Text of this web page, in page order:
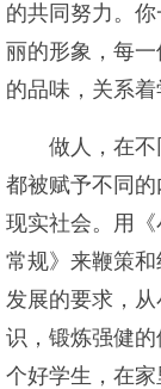
的共同努力。
丽的形象，每
的品味，关系着
做人，在不
都被赋予不同
现实社会。用
常规》来鞭策
发展的要求，
识，锻炼强健
个好学生，在